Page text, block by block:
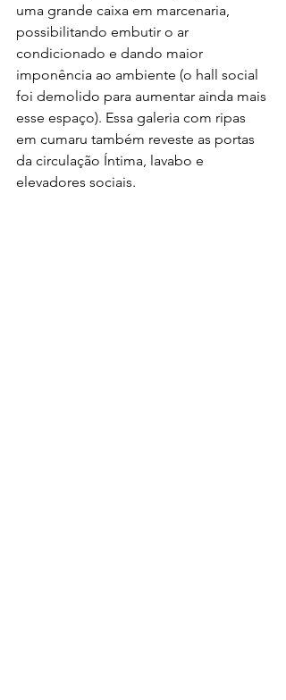
uma grande caixa em marcenaria,
possibilitando embutir o ar
condicionado e dando maior
imponência ao ambiente (o hall social
foi demolido para aumentar ainda mais
esse espaço). Essa galeria com ripas
em cumaru também reveste as portas
da circulação Íntima, lavabo e
elevadores sociais.